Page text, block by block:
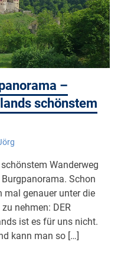
–
schönstem
Wanderweg
Schon
mal genauer unter die
nehmen: DER
ist es für uns nicht.
kann man so […]